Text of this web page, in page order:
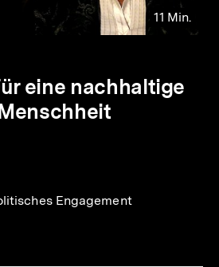
11 Min.
eine nachhaltige
Engagement